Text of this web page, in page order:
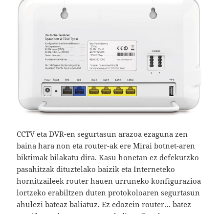
CCTV eta DVR-en segurtasun arazoa ezaguna zen
baina hara non eta router-ak ere Mirai botnet-aren
biktimak bilakatu dira. Kasu honetan ez defekutzko
pasahitzak dituztelako baizik eta Interneteko
hornitzaileek router hauen urruneko konfigurazioa
lortzeko erabiltzen duten protokoloaren segurtasun
ahulezi bateaz baliatuz. Ez edozein router… batez